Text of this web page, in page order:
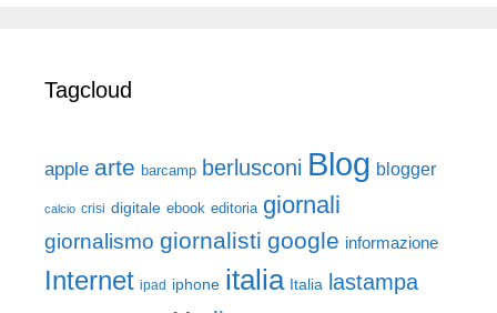
Tagcloud
apple arte barcamp berlusconi Blog blogger
calcio crisi digitale ebook editoria giornali
giornalismo giornalisti google informazione
Internet ipad iphone italia Italia lastampa